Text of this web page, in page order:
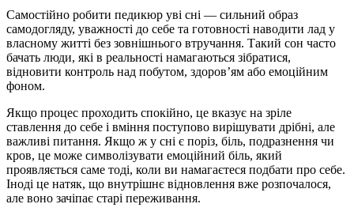
Самостійно робити педикюр уві сні — сильний образ
самодогляду, уважності до себе та готовності наводити лад у
власному житті без зовнішнього втручання. Такий сон часто
бачать люди, які в реальності намагаються зібратися,
відновити контроль над побутом, здоров’ям або емоційним
фоном.
Якщо процес проходить спокійно, це вказує на зріле
ставлення до себе і вміння поступово вирішувати дрібні, але
важливі питання. Якщо ж у сні є поріз, біль, подразнення чи
кров, це може символізувати емоційний біль, який
проявляється саме тоді, коли ви намагаєтеся подбати про себе.
Іноді це натяк, що внутрішнє відновлення вже розпочалося,
але воно зачіпає старі переживання.